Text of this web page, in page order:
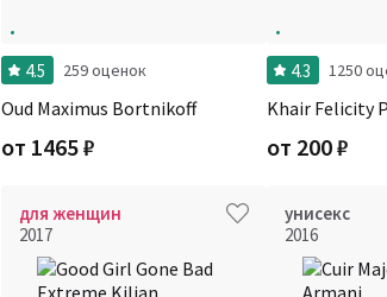
4.5 259 оценок
Oud Maximus Bortnikoff
от 1465₽
4.3 1250
Khair Felicity
от 200₽
для женщин
2017
унисекс
2016